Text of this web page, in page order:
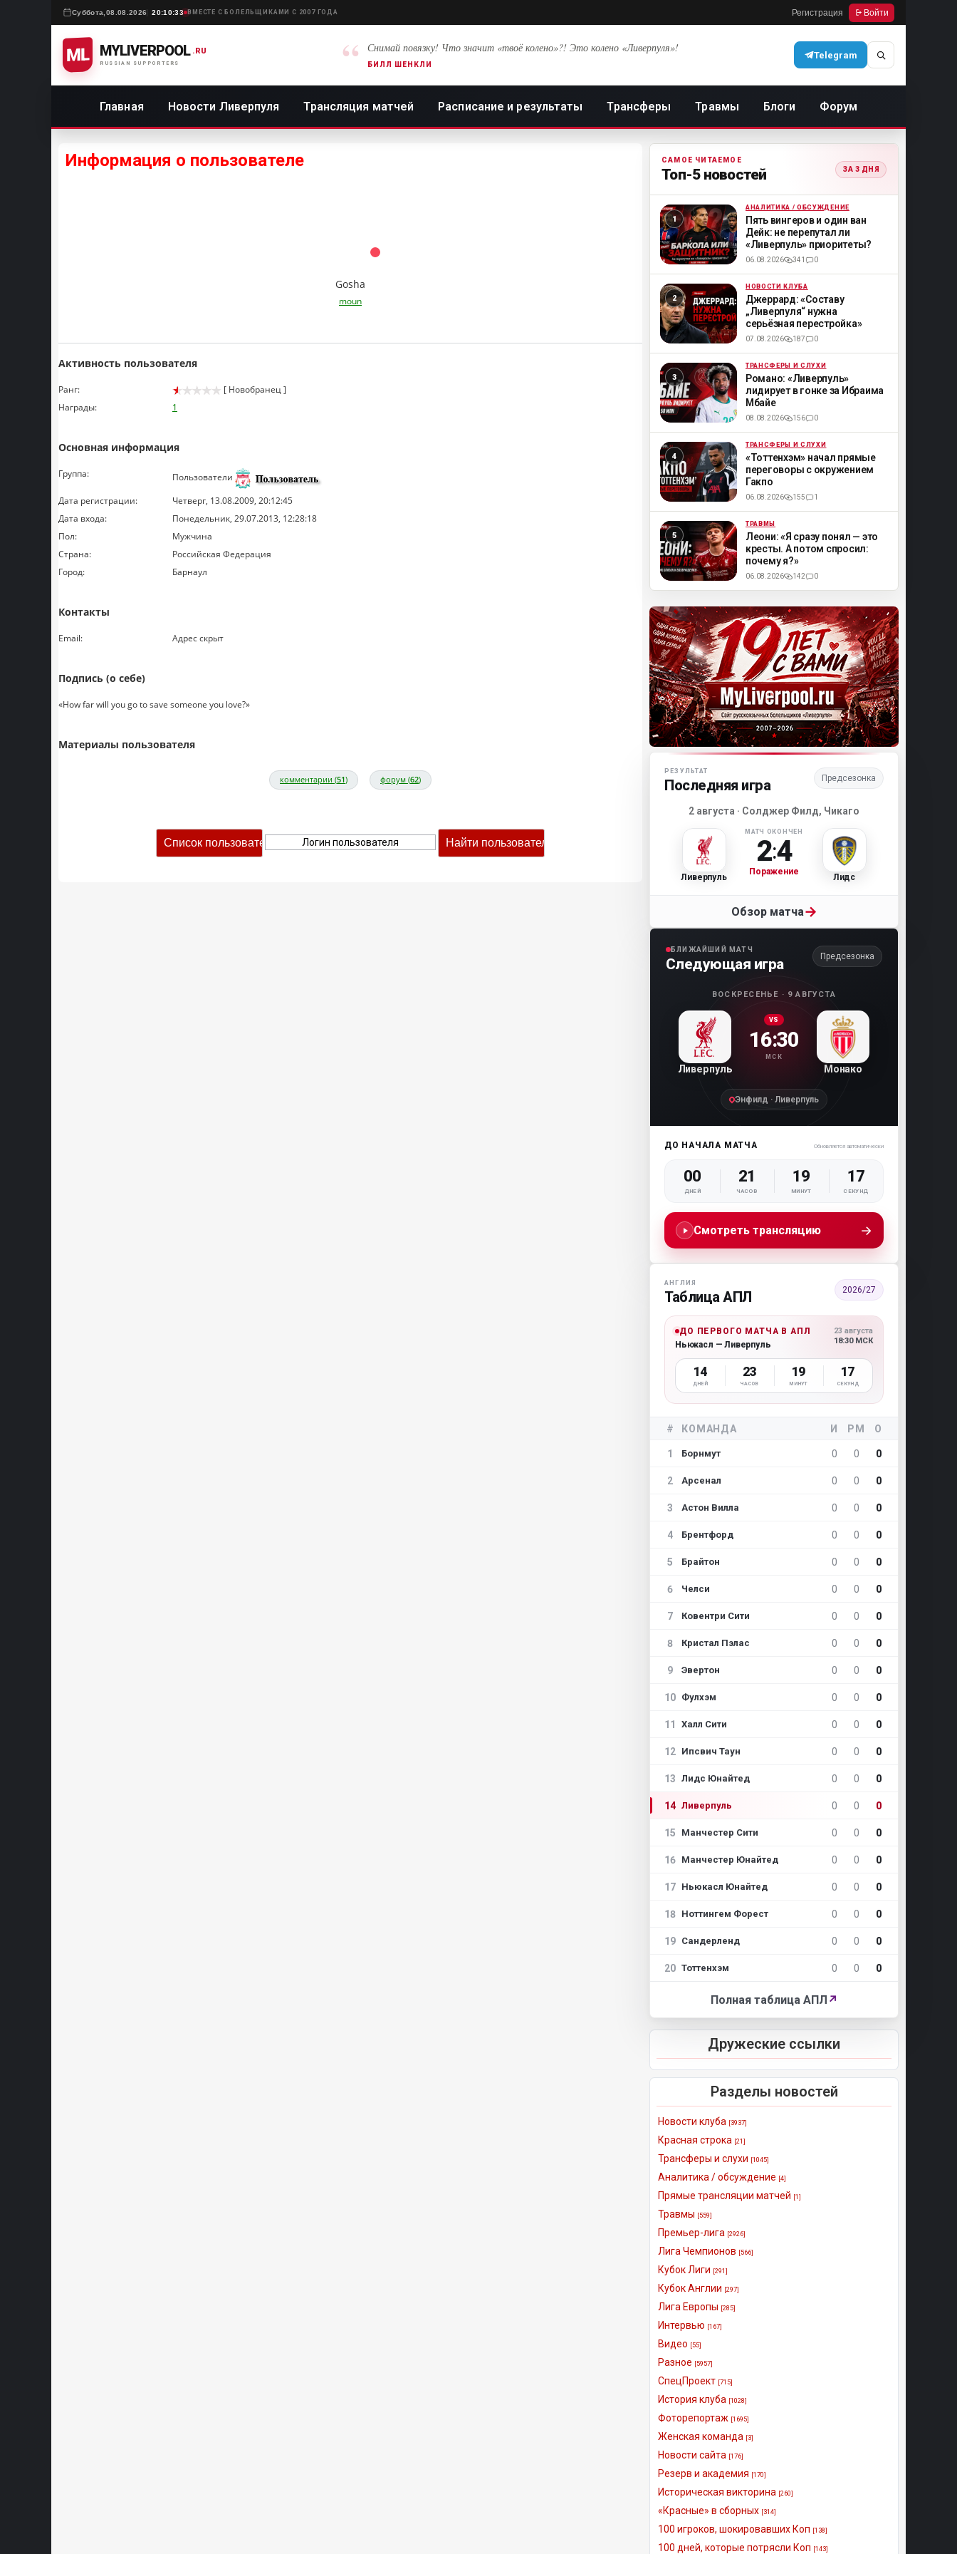
Суббота, 08.08.2026 20:10:33 ВМЕСТЕ С БОЛЕЛЬЩИКАМИ С 2007 ГОДА Регистрация Войти
ML MYLIVERPOOL
RUSSIAN SUPPORTERS
.RU “ Снимай повязку! Что значит «твоё колено»?! Это колено «Ливерпуля»!
БИЛЛ ШЕНКЛИ
Telegram
Главная Новости Ливерпуля Трансляция матчей Расписание и результаты Трансферы Травмы Блоги Форум
Информация о пользователе
Gosha
moun
Активность пользователя
Ранг:
[ Новобранец ]
Награды:
1
Основная информация
Группа:
Пользователи
Дата регистрации:
Четверг, 13.08.2009, 20:12:45
Дата входа:
Понедельник, 29.07.2013, 12:28:18
Пол:
Мужчина
Страна:
Российская Федерация
Город:
Барнаул
Контакты
Email: Адрес скрыт
Подпись (о себе)
«How far will you go to save someone you love?»
Материалы пользователя
комментарии (51) форум (62)
САМОЕ ЧИТАЕМОЕ
Топ-5 новостей ЗА 3 ДНЯ
ML АНАЛИТИКА / ОБСУЖДЕНИЕ
Пять вингеров и один ван
Дейк: не перепутал ли
«Ливерпуль» приоритеты?
06.08.2026 341 0
ML НОВОСТИ КЛУБА
Джеррард: «Составу
„Ливерпуля“ нужна
серьёзная перестройка»
07.08.2026 187 0
ML ТРАНСФЕРЫ И СЛУХИ
Романо: «Ливерпуль»
лидирует в гонке за Ибраима
Мбайе
08.08.2026 156 0
ML ТРАНСФЕРЫ И СЛУХИ
«Тоттенхэм» начал прямые
переговоры с окружением
Гакпо
06.08.2026 155 1
ML ТРАВМЫ
Леони: «Я сразу понял — это
кресты. А потом спросил:
почему я?»
06.08.2026 142 0
Матч-центр «Ливерпуля»
РЕЗУЛЬТАТ
Последняя игра Предсезонка
2 августа · Солджер Филд, Чикаго
Ливерпуль
МАТЧ ОКОНЧЕН
2:4
Поражение
Лидс
Обзор матча→
БЛИЖАЙШИЙ МАТЧ
Следующая игра Предсезонка
ВОСКРЕСЕНЬЕ · 9 АВГУСТА
Ливерпуль
VS
16:30
МСК
Монако
Энфилд · Ливерпуль
ДО НАЧАЛА МАТЧА Обновляется автоматически
00
ДНЕЙ
21
ЧАСОВ
19
МИНУТ
16
СЕКУНД
Смотреть трансляцию →
АНГЛИЯ
Таблица АПЛ 2026/27
ДО ПЕРВОГО МАТЧА В АПЛ
Ньюкасл — Ливерпуль
23 августа
18:30 МСК
14
ДНЕЙ
23
ЧАСОВ
19
МИНУТ
16
СЕКУНД
# КОМАНДА И РМ О
1 Борнмут 0 0 0
2 Арсенал 0 0 0
3 Астон Вилла 0 0 0
4 Брентфорд 0 0 0
5 Брайтон 0 0 0
6 Челси 0 0 0
7 Ковентри Сити 0 0 0
8 Кристал Пэлас 0 0 0
9 Эвертон 0 0 0
10 Фулхэм 0 0 0
11 Халл Сити 0 0 0
12 Ипсвич Таун 0 0 0
13 Лидс Юнайтед 0 0 0
14 Ливерпуль 0 0 0
15 Манчестер Сити 0 0 0
16 Манчестер Юнайтед 0 0 0
17 Ньюкасл Юнайтед 0 0 0
18 Ноттингем Форест 0 0 0
19 Сандерленд 0 0 0
20 Тоттенхэм 0 0 0
Полная таблица АПЛ ↗
Дружеские ссылки
Разделы новостей
Новости клуба [3937]
Красная строка [21]
Трансферы и слухи [1045]
Аналитика / обсуждение [4]
Прямые трансляции матчей [1]
Травмы [559]
Премьер-лига [2926]
Лига Чемпионов [566]
Кубок Лиги [291]
Кубок Англии [297]
Лига Европы [285]
Интервью [167]
Видео [55]
Разное [5957]
СпецПроект [715]
История клуба [1028]
Фоторепортаж [1695]
Женская команда [3]
Новости сайта [176]
Резерв и академия [170]
Историческая викторина [260]
«Красные» в сборных [314]
100 игроков, шокировавших Коп [138]
100 дней, которые потрясли Коп [143]